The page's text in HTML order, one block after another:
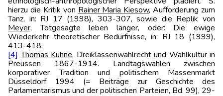
hierzu die Kritik von Rainer Maria Kiesow, Aufforderung zum
Tanz, in: RJ 17 (1998), 303-307, sowie die Replik von
Meyer, Totgesagte leben länger, oder: Die ewige
Wiederkehr theoretischer Bedürfnisse, in: RJ 18 (1999),
413-418.
[4] Thomas Kühne, Dreiklassenwahlrecht und Wahlkultur in
Preussen 1867-1914. Landtagswahlen zwischen
korporativer Tradition und politischem Massenmarkt
Düsseldorf 1994 (= Beiträge zur Geschichte des
Parlamentarismus und der politischen Parteien, Bd. 99), 29-